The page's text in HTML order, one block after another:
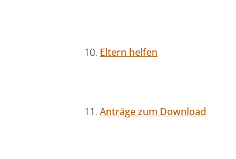
Eltern helfen
Anträge zum Download